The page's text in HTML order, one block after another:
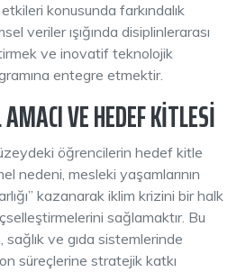
konusunda farkındalık
veriler ışığında disiplinlerarası
ve inovatif teknolojik
entegre etmektir.
VE HEDEF KITLESI
öğrencilerin hedef kitle
nedeni, mesleki yaşamlarının
kazanarak iklim krizini bir halk
sağlamaktır. Bu
sağlık ve gıda sistemlerinde
süreçlerine stratejik katkı